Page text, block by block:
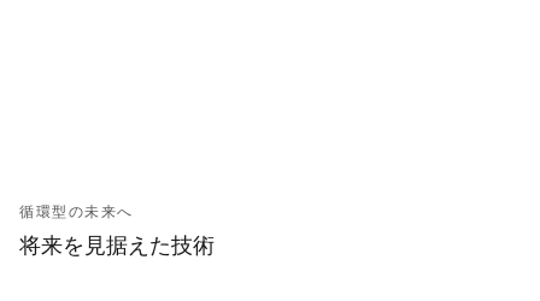
循環型の未来へ
将来を見据えた技術